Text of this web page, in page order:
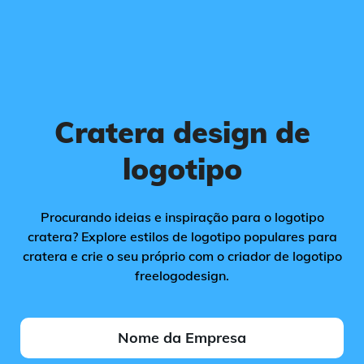
Cratera design de
logotipo
Procurando ideias e inspiração para o logotipo
cratera? Explore estilos de logotipo populares para
cratera e crie o seu próprio com o criador de logotipo
freelogodesign.